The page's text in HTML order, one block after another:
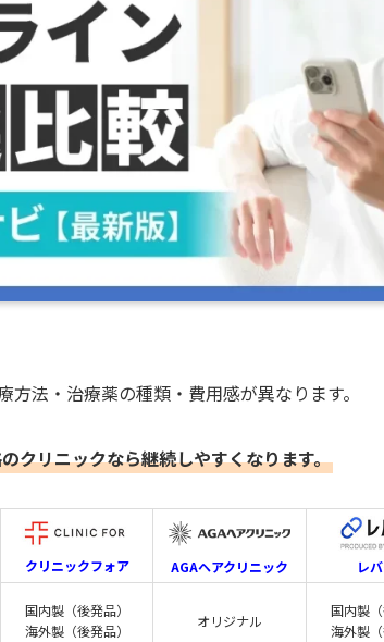
方法・治療薬の種類・費用感が異なります。
クリニックなら継続しやすくなります。
クリニックフォア AGAヘアクリニック レ
国内製（後発品）
海外製（後発品）
オリジナル
国内製（
海外製（